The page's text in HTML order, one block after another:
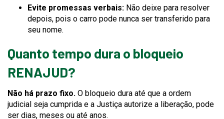
Evite promessas verbais: Não deixe para resolver
depois, pois o carro pode nunca ser transferido para
seu nome.
Quanto tempo dura o bloqueio
RENAJUD?
Não há prazo fixo. O bloqueio dura até que a ordem
judicial seja cumprida e a Justiça autorize a liberação, pode
ser dias, meses ou até anos.